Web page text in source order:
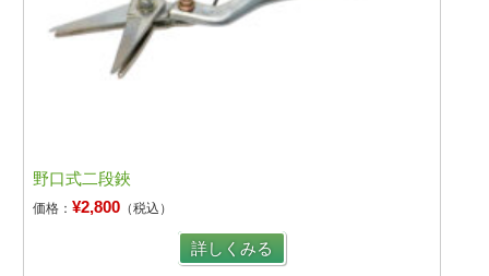
野口式二段鋏
価格：¥2,800 （税込）
詳しくみる